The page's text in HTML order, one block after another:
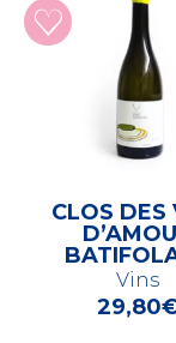
CLOS DES
Vins
29,80